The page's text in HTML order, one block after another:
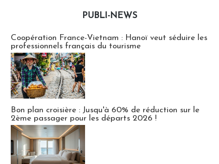
PUBLI-NEWS
Coopération France-Vietnam : Hanoï veut séduire les
professionnels français du tourisme
Bon plan croisière : Jusqu'à 60% de réduction sur le
2ème passager pour les départs 2026 !